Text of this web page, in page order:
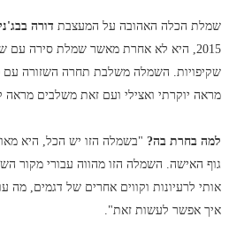
שמלת הכלה האהובה על המעצבת דורה בבג'ני
2015, היא לא אחרת מאשר שמלת סירה
שקיפויות. השמלה משלבת תחרה השזורה עם
מראה יוקרתי ואצילי ועם זאת משלבים מראה
למה בחרת בה?"בשמלה הזו יש הכל, היא
גוף האישה. השמלה הזו מהווה עבורי מקור
אותי לרעיונות וקווים אחרים של דגמים, מה
איך אפשר לעשות זאת".